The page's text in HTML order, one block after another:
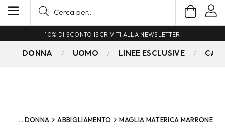
10% DI SCONTO!ISCRIVITI ALLA NEWSLETTER
DONNA UOMO LINEE ESCLUSIVE
DONNA ABBIGLIAMENTO MAGLIA MATERICA MARRONE